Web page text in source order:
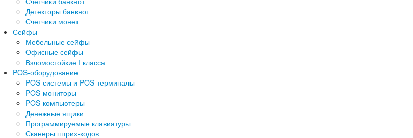
Детекторы банкнот
Счетчики монет
Сейфы
Мебельные сейфы
Офисные сейфы
Взломостойкие I класса
POS-оборудование
POS-системы и POS-терминалы
POS-мониторы
POS-компьютеры
Денежные ящики
Программируемые клавиатуры
Сканеры штрих-кодов